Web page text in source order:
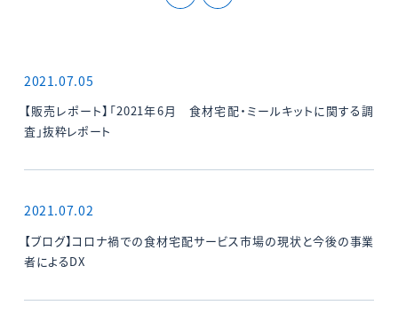
2021.07.05
【販売レポート】「2021年6月 食材宅配・ミールキットに関する調
査」抜粋レポート
2021.07.02
【ブログ】コロナ禍での食材宅配サービス市場の現状と今後の事業
者によるDX